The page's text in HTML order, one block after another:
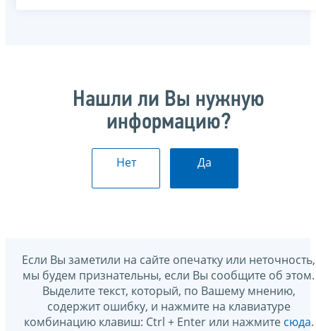
Нашли ли Вы нужную
информацию?
Нет Да
Если Вы заметили на сайте опечатку или неточность,
мы будем признательны, если Вы сообщите об этом.
Выделите текст, который, по Вашему мнению,
содержит ошибку, и нажмите на клавиатуре
комбинацию клавиш: Ctrl + Enter или нажмите сюда.